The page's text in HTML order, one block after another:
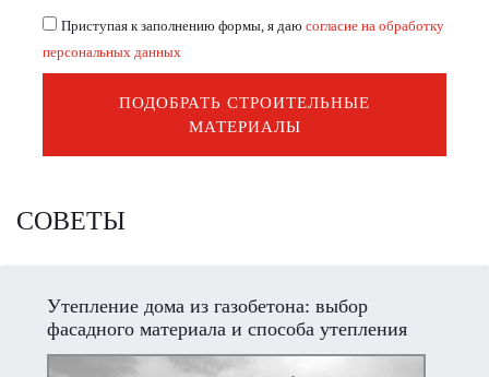
Приступая к заполнению формы, я даю согласие на обработку
персональных данных
ПОДОБРАТЬ СТРОИТЕЛЬНЫЕ
МАТЕРИАЛЫ
СОВЕТЫ
Утепление дома из газобетона: выбор
фасадного материала и способа утепления